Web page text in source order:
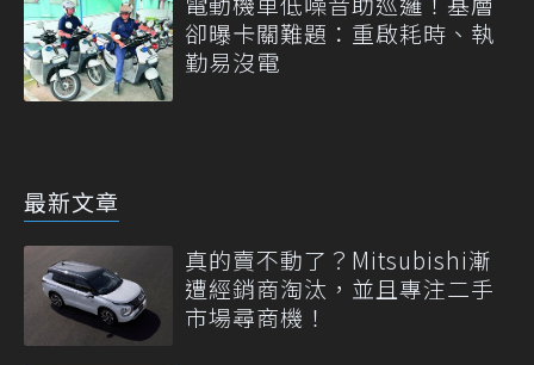
卻曝卡關難題：重啟耗時、執
勤易沒電
最新文章
真的賣不動了？Mitsubishi漸
遭經銷商淘汰，並且專注二手
市場尋商機！